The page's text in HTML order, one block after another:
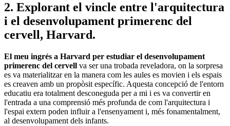
2. Explorant el vincle entre l'arquitectura
i el desenvolupament primerenc del
cervell, Harvard.
El meu ingrés a Harvard per estudiar el desenvolupament
primerenc del cervell va ser una trobada reveladora, on la sorpresa
es va materialitzar en la manera com les aules es movien i els espais
es creaven amb un propòsit específic. Aquesta concepció de l'entorn
educatiu era totalment desconeguda per a mi i es va convertir en
l'entrada a una comprensió més profunda de com l'arquitectura i
l'espai extern poden influir a l'ensenyament i, més fonamentalment,
al desenvolupament dels infants.